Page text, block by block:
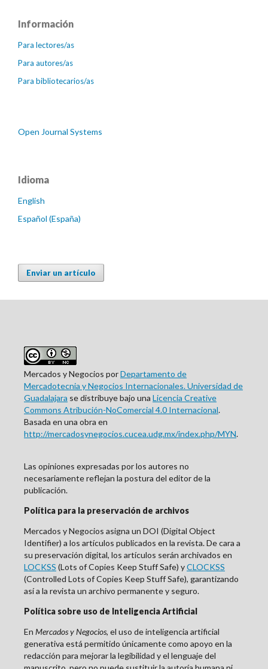
Información
Para lectores/as
Para autores/as
Para bibliotecarios/as
Open Journal Systems
Idioma
English
Español (España)
Enviar un artículo
Mercados y Negocios porDepartamento de
Mercadotecnia y Negocios Internacionales. Universidad de
Guadalajara se distribuye bajo una Licencia Creative
Commons Atribución-NoComercial 4.0 Internacional.
Basada en una obra en
http://mercadosynegocios.cucea.udg.mx/index.php/MYN.
Las opiniones expresadas por los autores no
necesariamente reflejan la postura del editor de la
publicación.
Política para la preservación de archivos
Mercados y Negocios asigna un DOI (Digital Object
Identifier) a los artículos publicados en la revista. De cara a
su preservación digital, los artículos serán archivados en
LOCKSS (Lots of Copies Keep Stuff Safe) yCLOCKSS
(Controlled Lots of Copies Keep Stuff Safe), garantizando
así a la revista un archivo permanente y seguro.
Política sobre uso de Inteligencia Artificial
En Mercados y Negocios, el uso de inteligencia artificial
generativa está permitido únicamente como apoyo en la
redacción para mejorar la legibilidad y el lenguaje del